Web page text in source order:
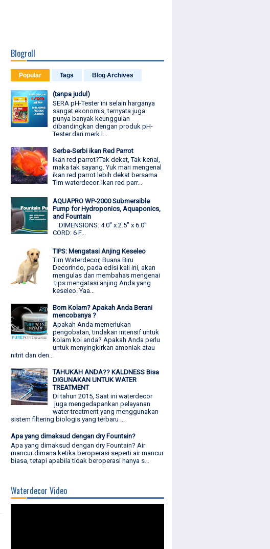
Blogroll
Popular Tags Blog Archives
(tanpa judul)
SERA pH-Tester ini selain harganya
sangat ekonomis, ternyata juga
punya banyak keunggulan
dibandingkan dengan produk pH-
Tester dari merk l...
Serba-Serbi ikan Red Parrot
Ikan red parrot?Tak dekat, Tak kenal,
maka tak sayang. Yuk mari mengenal
ikan red parrot lebih dekat bersama
Tim waterdecor. Ikan red parr...
AQUAPRO WP-2000 Submersible
Pump for Hydroponics, Aquaponics,
and Fountain
DIMENSIONS: 4.0" x 2.5" x 6.0"
CORD: 6 F...
TIPS: Mengatasi Anjing Keseleo
Tim Waterdecor, Buana Biru
Decorindo, pada edisi kali ini, akan
mengulas dan membahas mengenai
tips mengatasi anjing Anda yang
keseleo. Yaa...
Bom Kolam? Apakah Anda Berani
mencobanya ?
Apakah Anda memerlukan
pengobatan, tindakan intensif untuk
kolam koi anda? Apakah Anda perlu
untuk menyingkirkan amoniak atau
nitrit dan den...
TAHUKAH ANDA?? KALDNESS Bisa
DIGUNAKAN UNTUK WATER
TREATMENT
Di tahun 2015, Saat ini waterdecor
juga mengedapankan pelayanan
water treatment yang menggunakan
sistem filtering biologis yang terbaru ...
Apa yang dimaksud dengan dry Fountain?
Apa yang dimaksud dengan dry Fountain? Air
mancur dimana ketika beroperasi seperti air mancur
biasa, tetapi apabila tidak beroperasi hanya s...
Waterdecor Video